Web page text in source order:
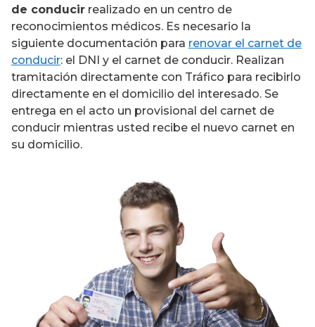
de conducir realizado en un centro de
reconocimientos médicos. Es necesario la
siguiente documentación para renovar el carnet de
conducir: el DNI y el carnet de conducir. Realizan
tramitación directamente con Tráfico para recibirlo
directamente en el domicilio del interesado. Se
entrega en el acto un provisional del carnet de
conducir mientras usted recibe el nuevo carnet en
su domicilio.